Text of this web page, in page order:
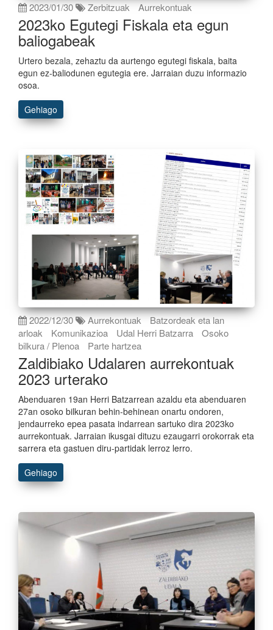
2023/01/30 Zerbitzuak Aurrekontuak
2023ko Egutegi Fiskala eta egun
baliogabeak
Urtero bezala, zehaztu da aurtengo egutegi fiskala, baita
egun ez-baliodunen egutegia ere. Jarraian duzu informazio
osoa.
Gehiago
2022/12/30 Aurrekontuak
Batzordeak eta lan
arloak
Komunikazioa Udal Herri Batzarra
Osoko
bilkura / Plenoa
Parte hartzea
Zaldibiako Udalaren aurrekontuak
2023 urterako
Abenduaren 19an Herri Batzarrean azaldu eta abenduaren
27an osoko bilkuran behin-behinean onartu ondoren,
jendaurreko epea pasata indarrean sartuko dira 2023ko
aurrekontuak. Jarraian ikusgai dituzu ezaugarri orokorrak eta
sarrera eta gastuen diru-partidak lerroz lerro.
Gehiago